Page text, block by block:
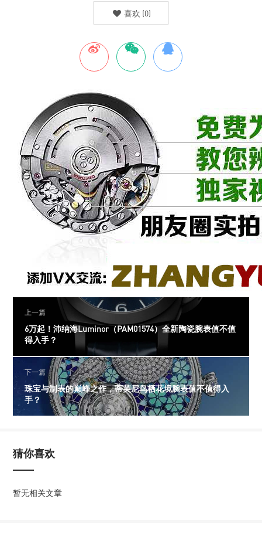
喜欢 (0)
上一篇
6万起！沛纳海Luminor（PAM01574）全新陶瓷腕表值不值
得入手？
下一篇
珠宝与制表的巅峰之作，蒂芙尼鸟栖花境腕表值不值得入
手？
猜你喜欢
暂无相关文章